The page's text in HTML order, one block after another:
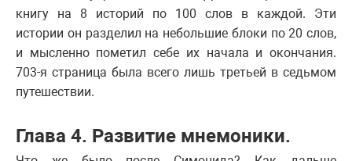
книгу на 8 историй по 100 слов в каждой. Эти
истории он разделил на небольшие блоки по 20 слов,
и мысленно пометил себе их начала и окончания.
703-я страница была всего лишь третьей в седьмом
путешествии.
Глава 4. Развитие мнемоники.